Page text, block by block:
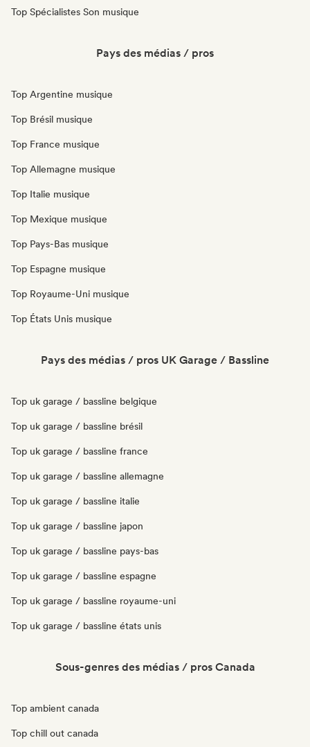
Top Spécialistes Son musique
Pays des médias / pros
Top Argentine musique
Top Brésil musique
Top France musique
Top Allemagne musique
Top Italie musique
Top Mexique musique
Top Pays-Bas musique
Top Espagne musique
Top Royaume-Uni musique
Top États Unis musique
Pays des médias / pros UK Garage / Bassline
Top uk garage / bassline belgique
Top uk garage / bassline brésil
Top uk garage / bassline france
Top uk garage / bassline allemagne
Top uk garage / bassline italie
Top uk garage / bassline japon
Top uk garage / bassline pays-bas
Top uk garage / bassline espagne
Top uk garage / bassline royaume-uni
Top uk garage / bassline états unis
Sous-genres des médias / pros Canada
Top ambient canada
Top chill out canada